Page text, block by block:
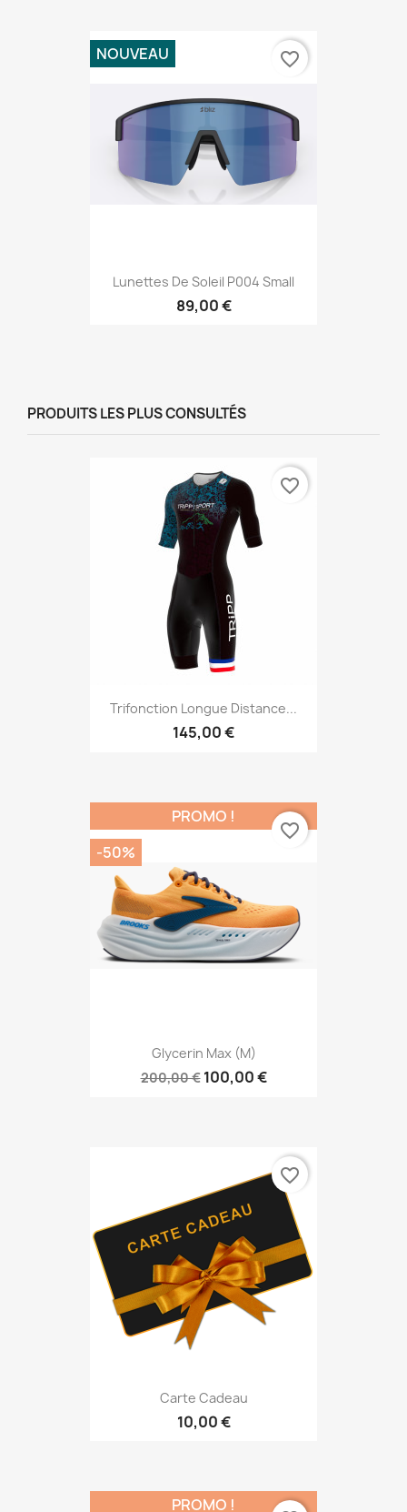
Lunettes De Soleil P004 Small
89,00 €
NOUVEAU favorite_border
PRODUITS LES PLUS CONSULTÉS
Trifonction Longue Distance...
145,00 €
favorite_border
Glycerin Max (M)
200,00 € 100,00 €
PROMO !
-50%
favorite_border
Carte Cadeau
10,00 €
favorite_border
PROMO !